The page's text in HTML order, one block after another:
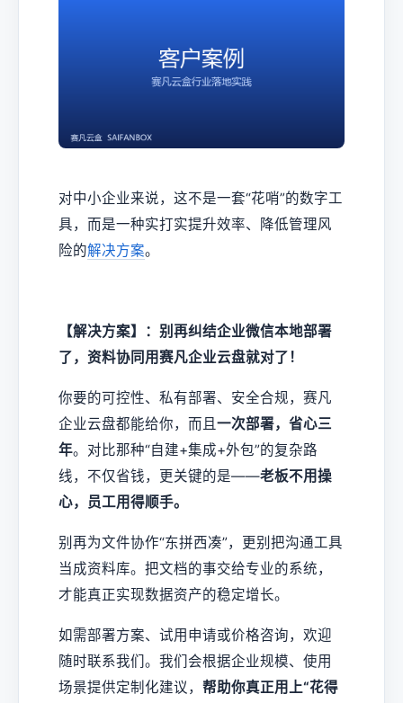
对中小企业来说，这不是一套“花哨”的数字工
具，而是一种实打实提升效率、降低管理风
险的解决方案。
【解决方案】：别再纠结企业微信本地部署
了，资料协同用赛凡企业云盘就对了！
你要的可控性、私有部署、安全合规，赛凡
企业云盘都能给你，而且一次部署，省心三
年。对比那种“自建+集成+外包”的复杂路
线，不仅省钱，更关键的是——老板不用操
心，员工用得顺手。
别再为文件协作“东拼西凑”，更别把沟通工具
当成资料库。把文档的事交给专业的系统，
才能真正实现数据资产的稳定增长。
如需部署方案、试用申请或价格咨询，欢迎
随时联系我们。我们会根据企业规模、使用
场景提供定制化建议， 帮助你真正用上“花得